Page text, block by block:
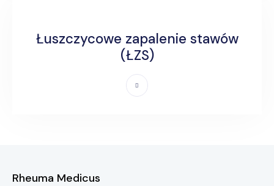
Łuszczycowe zapalenie stawów
(ŁZS)
Rheuma Medicus